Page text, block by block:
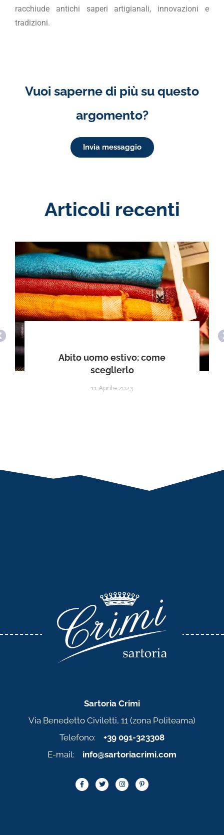
racchiude antichi saperi artigianali, innovazioni e
tradizioni.
Vuoi saperne di più su questo
argomento?
Invia messaggio
Articoli recenti
Abito uomo estivo: come
sceglierlo
11 Aprile 2023
Sartoria Crimi
Via Benedetto Civiletti, 11 (zona Politeama)
Telefono: +39 091-323308
E-mail: info@sartoriacrimi.com